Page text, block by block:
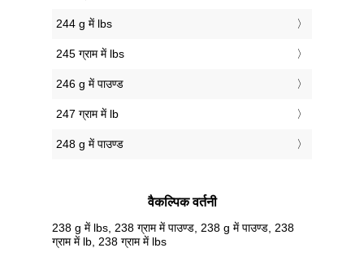
244 g में lbs
245 ग्राम में lbs
246 g में पाउण्ड
247 ग्राम में lb
248 g में पाउण्ड
वैकल्पिक वर्तनी
238 g में lbs, 238 ग्राम में पाउण्ड, 238 g में पाउण्ड, 238
ग्राम में lb, 238 ग्राम में lbs